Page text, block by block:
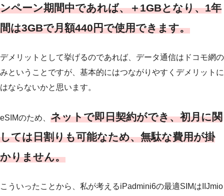
ンペーン期間中であれば、＋1GBとなり、1年
間は3GBで月額440円で使用できます。
デメリットとして挙げるのであれば、データ通信はドコモ網の
みということですが、基本的にはつながりやすくデメリットに
はならないかと思います。
eSIMのため、 ネットで即日契約ができ、初月に関
しては日割りも可能なため、無駄な費用が掛
かりません。
こういったことから、私が考えるiPadmini6の最適SIMはIIJmio